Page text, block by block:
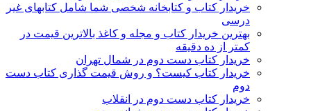
خریدار کتاب و کتابخانه شخصی شما شامل کتابهای غیر
درسی
بهترین خریدار کتاب و مجله و کاغذ بالاترین قیمت در
کمتر از ده دقیقه
خریدار کتاب دست دوم در شمال تهران
خریدار کتاب کیست؟ و روش قیمت گذاری کتاب دست
دوم
خریدار کتاب دست دوم در انقلاب